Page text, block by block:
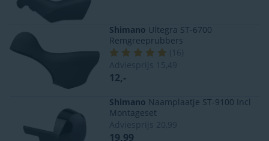
Shimano Ultegra ST-6700
Remgreeprubbers
( 16
Adviesprijs
15,49
12,-
Shimano Naamplaatje ST-9100 Incl
Montageset
Adviesprijs 20,99
19,99